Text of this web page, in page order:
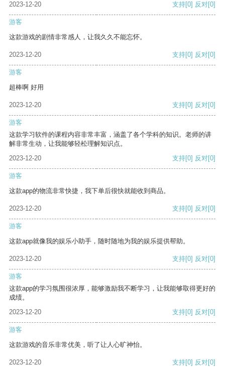
2023-12-20
支持[0] 反对[0]
游客
这款游戏的剧情非常感人，让我久久不能忘怀。
2023-12-20 支持[0] 反对[0]
游客
超棒啊 好用
2023-12-20 支持[0] 反对[0]
游客
这款学习软件的课程内容非常丰富，涵盖了各个学科的知识。老师的讲
解非常生动，让我能够轻松理解知识点。
2023-12-20
支持[0] 反对[0]
游客
这款app的物流非常快捷，我下单后很快就能收到商品。
2023-12-20 支持[0] 反对[0]
游客
这款app就像我的娱乐小助手，随时随地为我的娱乐提供帮助。
2023-12-20 支持[0] 反对[0]
游客
这款app的学习氛围很浓厚，能够激励我不断学习，让我能够取得更好的
成绩。
2023-12-20
支持[0] 反对[0]
游客
这款游戏的音乐非常优美，听了让人心旷神怡。
2023-12-20 支持[0] 反对[0]